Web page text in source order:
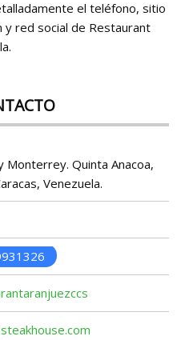
el teléfono, sitio
y red social de Restaurant
Monterrey. Quinta Anacoa,
Venezuela.